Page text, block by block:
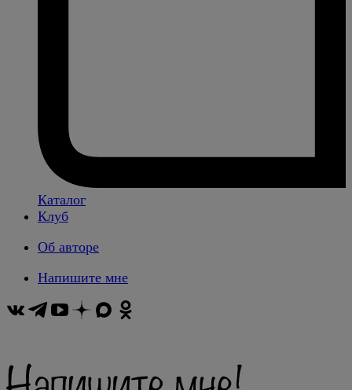
Каталог
Клуб
Об авторе
Напишите мне